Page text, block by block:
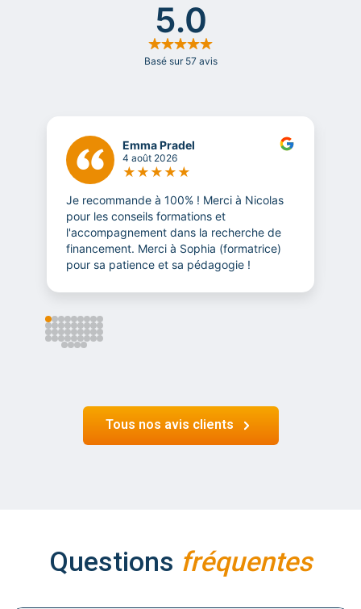
Emma Pradel
4 août 2026
★ ★ ★ ★ ★
Je recommande à 100% ! Merci à Nicolas
pour les conseils formations et
l'accompagnement dans la recherche de
financement. Merci à Sophia (formatrice)
pour sa patience et sa pédagogie !
Tous nos avis clients
Questions fréquentes